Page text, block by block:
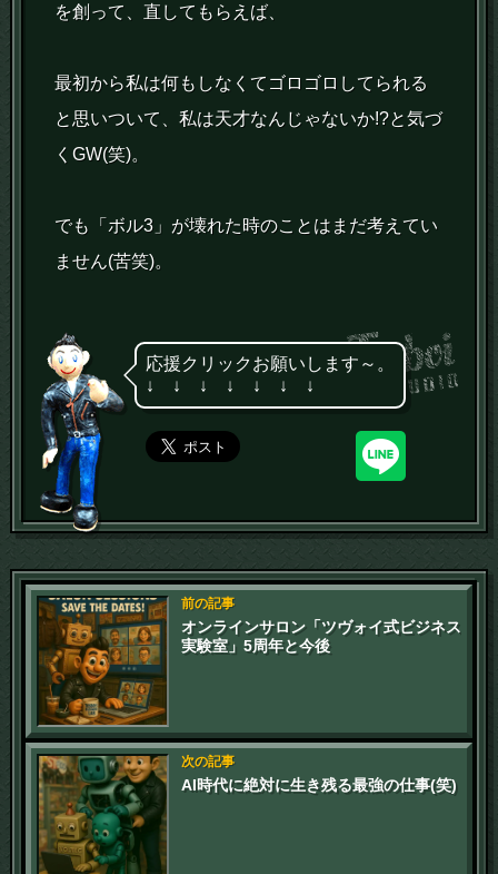
を創って、直してもらえば、
最初から私は何もしなくてゴロゴロしてられる
と思いついて、私は天才なんじゃないか!?と気づ
くGW(笑)。
でも「ボル3」が壊れた時のことはまだ考えてい
ません(苦笑)。
応援クリックお願いします～。
↓ ↓ ↓ ↓ ↓ ↓ ↓
前の記事
オンラインサロン「ツヴォイ式ビジネス
実験室」5周年と今後
次の記事
AI時代に絶対に生き残る最強の仕事(笑)